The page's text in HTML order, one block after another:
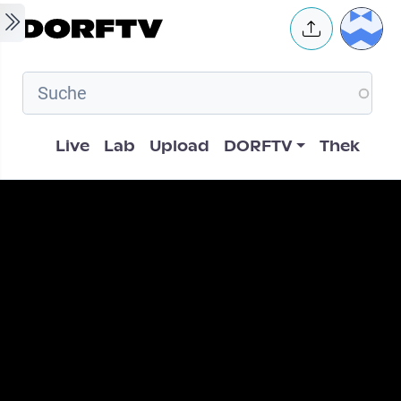
Skip to main content User
Hauptnavigation
Live Lab Upload DORFTV Thek